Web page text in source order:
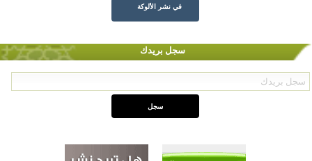
في نشر الألوكة
سجل بريدك